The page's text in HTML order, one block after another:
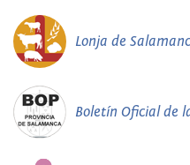
Lonja de
Boletín Oficial de